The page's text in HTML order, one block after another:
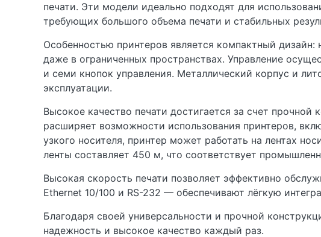
печати. Эти модели идеально подходят для
требующих большого объема печати и стабильных
Особенностью принтеров является компактный
даже в ограниченных пространствах. Управление
и семи кнопок управления. Металлический корпус и
эксплуатации.
Высокое качество печати достигается за счет
расширяет возможности использования принтеров,
узкого носителя, принтер может работать на лентах
ленты составляет 450 м, что соответствует
Высокая скорость печати позволяет эффективно
Ethernet 10/100 и RS-232 — обеспечивают лёгкую
Благодаря своей универсальности и прочной
надежность и высокое качество каждый раз.